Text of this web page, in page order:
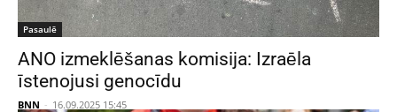
Pasaulē
ANO izmeklēšanas komisija: Izraēla
īstenojusi genocīdu
BNN - 16.09.2025 15:45